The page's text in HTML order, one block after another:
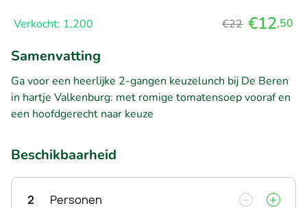
Verkocht: 1.200 €22 €12,50
Samenvatting
Ga voor een heerlijke 2-gangen keuzelunch bij De Beren
in hartje Valkenburg: met romige tomatensoep vooraf en
een hoofdgerecht naar keuze
Beschikbaarheid
2 Personen